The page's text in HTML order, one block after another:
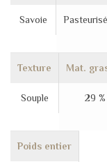
Savoie Pasteurisé
Texture
Souple
Mat.
29 %
Poids entier